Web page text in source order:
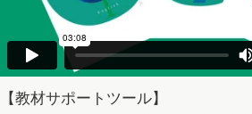
【教材サポートツール】